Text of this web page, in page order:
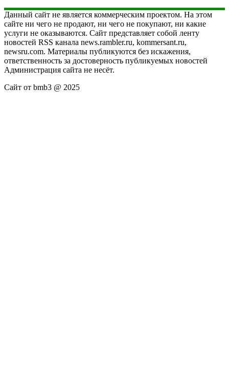
Данный сайт не является коммерческим проектом. На этом
сайте ни чего не продают, ни чего не покупают, ни какие
услуги не оказываются. Сайт представляет собой ленту
новостей RSS канала news.rambler.ru, kommersant.ru,
newsru.com. Материалы публикуются без искажения,
ответственность за достоверность публикуемых новостей
Администрация сайта не несёт.
Сайт от bmb3 @ 2025